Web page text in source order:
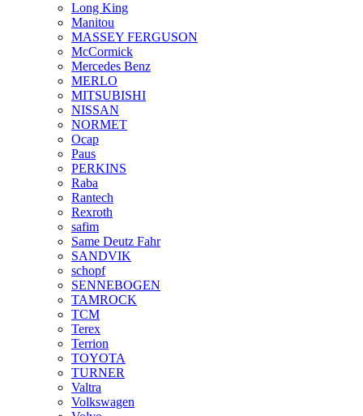
Long King
Manitou
MASSEY FERGUSON
McCormick
Mercedes Benz
MERLO
MITSUBISHI
NISSAN
NORMET
Ocap
Paus
PERKINS
Raba
Rantech
Rexroth
safim
Same Deutz Fahr
SANDVIK
schopf
SENNEBOGEN
TAMROCK
TCM
Terex
Terrion
TOYOTA
TURNER
Valtra
Volkswagen